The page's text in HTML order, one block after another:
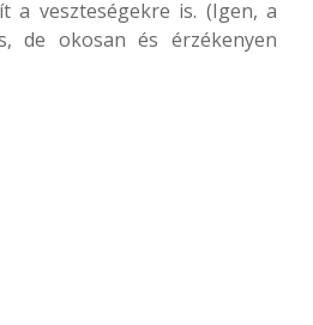
a veszteségekre is. (Igen, a
de okosan és érzékenyen